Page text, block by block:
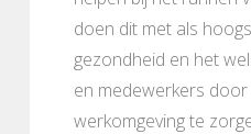
doen dit met als
gezondheid en het
en medewerkers
werkomgeving te